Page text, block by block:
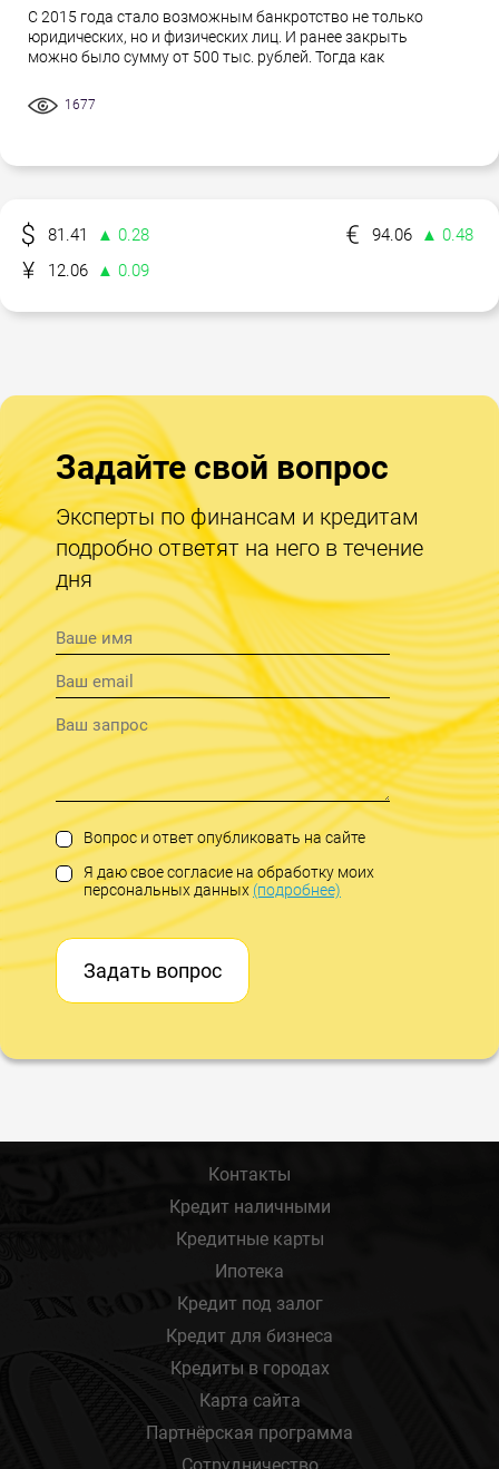
С 2015 года стало возможным банкротство не только
юридических, но и физических лиц. И ранее закрыть
можно было сумму от 500 тыс. рублей. Тогда как
1677
81.41 ▲ 0.28 94.06
▲ 0.48
12.06
▲ 0.09
Задайте свой вопрос
Эксперты по финансам и кредитам
подробно ответят на него в течение
дня
Вопрос и ответ опубликовать на сайте
Я даю свое согласие на обработку моих
персональных данных(подробнее)
Задать вопрос
Контакты
Кредит наличными
Кредитные карты
Ипотека
Кредит под залог
Кредит для бизнеса
Кредиты в городах
Карта сайта
Партнёрская программа